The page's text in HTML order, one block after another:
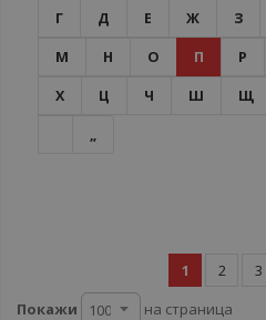
Г Д Е Ж З
М Н О П Р
Х Ц Ч Ш Щ
„
1 2 3
Покажи
на страница